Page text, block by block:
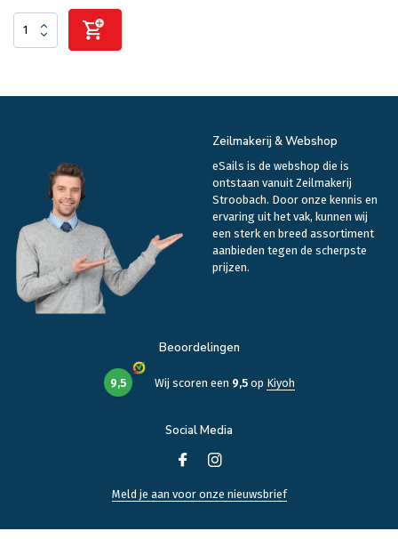
Zeilmakerij & Webshop
eSails is de webshop die is
ontstaan vanuit Zeilmakerij
Stroobach. Door onze kennis en
ervaring uit het vak, kunnen wij
een sterk en breed assortiment
aanbieden tegen de scherpste
prijzen.
Beoordelingen
9,5 Wij scoren een 9,5op Kiyoh
Social Media
Meld je aan voor onze nieuwsbrief